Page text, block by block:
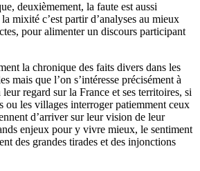
deuxièmement, la faute est aussi
mixité c’est partir d’analyses au mieux
pour alimenter un discours participant
la chronique des faits divers dans les
mais que l’on s’intéresse précisément à
regard sur la France et ses territoires, si
ou les villages interroger patiemment ceux
d’arriver sur leur vision de leur
enjeux pour y vivre mieux, le sentiment
des grandes tirades et des injonctions